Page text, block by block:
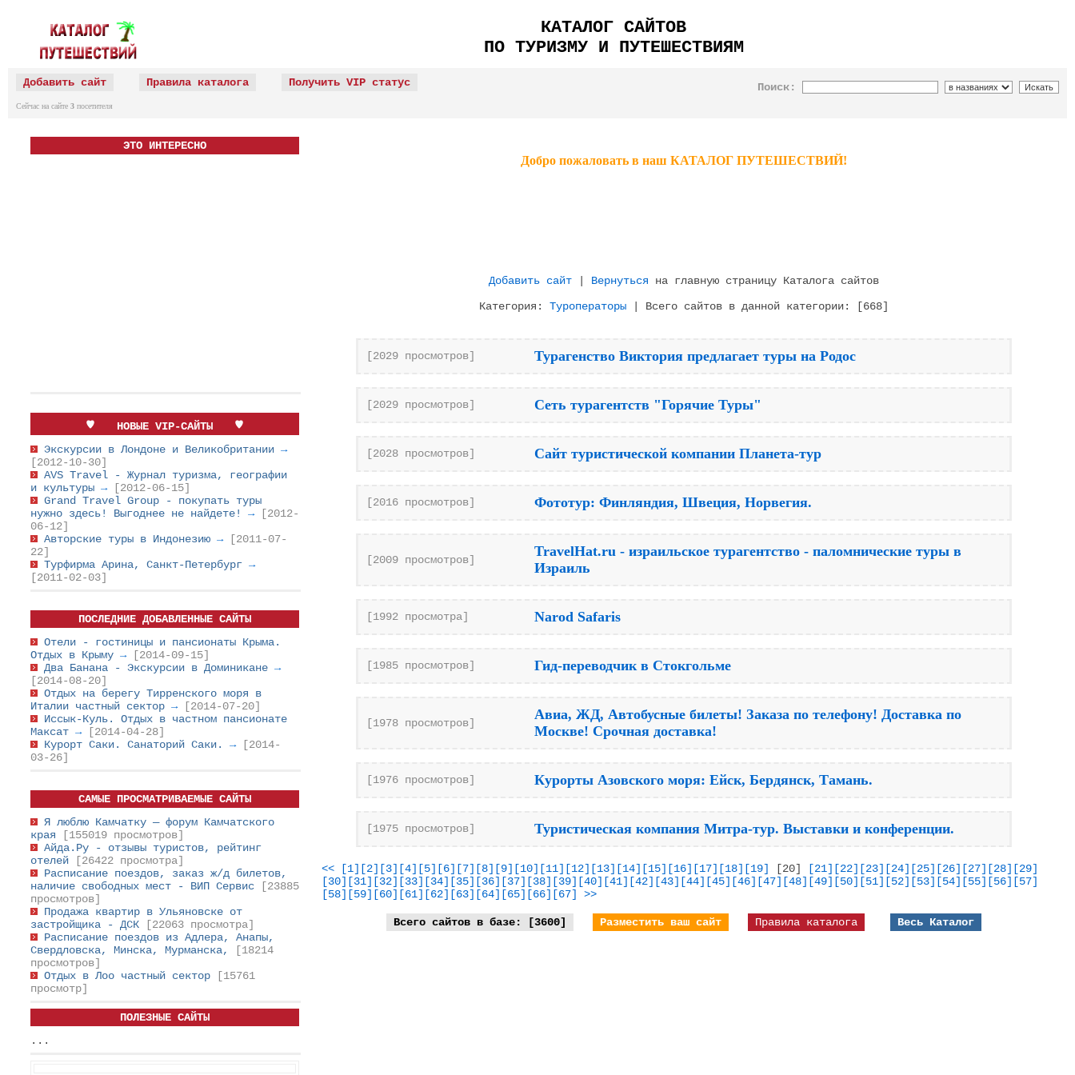
КАТАЛОГ САЙТОВ
ПО ТУРИЗМУ И ПУТЕШЕСТВИЯМ
Добавить сайт Правила каталога Получить VIP статус
Сейчас на сайте 3 посетителя
Поиск:
ЭТО ИНТЕРЕСНО
НОВЫЕ VIP-САЙТЫ
Экскурсии в Лондоне и Великобритании →
[2012-10-30]
AVS Travel - Журнал туризма, географии
и культуры →
[2012-06-15]
Grand Travel Group - покупать туры
нужно здесь! Выгоднее не найдете! →
[2012-
06-12]
Авторские туры в Индонезию →
[2011-07-
22]
Турфирма Арина, Санкт-Петербург →
[2011-02-03]
ПОСЛЕДНИЕ ДОБАВЛЕННЫЕ САЙТЫ
Отели - гостиницы и пансионаты Крыма.
Отдых в Крыму →
[2014-09-15]
Два Банана - Экскурсии в Доминикане →
[2014-08-20]
Отдых на берегу Тирренского моря в
Италии частный сектор →
[2014-07-20]
Иссык-Куль. Отдых в частном пансионате
Максат →
[2014-04-28]
Курорт Саки. Санаторий Саки. →
[2014-
03-26]
САМЫЕ ПРОСМАТРИВАЕМЫЕ САЙТЫ
Я люблю Камчатку — форум Камчатского
края
[155019 просмотров]
Айда.Ру - отзывы туристов, рейтинг
отелей
[26422 просмотра]
Расписание поездов, заказ ж/д билетов,
наличие свободных мест - ВИП Сервис
[23885
просмотров]
Продажа квартир в Ульяновске от
застройщика - ДСК
[22063 просмотра]
Расписание поездов из Адлера, Анапы,
Свердловска, Минска, Мурманска,
[18214
просмотров]
Отдых в Лоо частный сектор
[15761
просмотр]
ПОЛЕЗНЫЕ САЙТЫ
...
Добро пожаловать в наш КАТАЛОГ ПУТЕШЕСТВИЙ!
Добавить сайт Вернуться на главную страницу Каталога сайтов
Категория: Туроператоры | Всего сайтов в данной категории: [668]
[2029 просмотров] Турагенство Виктория предлагает туры на Родос
[2029 просмотров] Сеть турагентств "Горячие Туры"
[2028 просмотров] Сайт туристической компании Планета-тур
[2016 просмотров] Фототур: Финляндия, Швеция, Норвегия.
[2009 просмотров]
TravelHat.ru - израильское турагентство - паломнические туры в
Израиль
[1992 просмотра] Narod Safaris
[1985 просмотров] Гид-переводчик в Стокгольме
[1978 просмотров]
Авиа, ЖД, Автобусные билеты! Заказа по телефону! Доставка по
Москве! Срочная доставка!
[1976 просмотров] Курорты Азовского моря: Ейск, Бердянск, Тамань.
[1975 просмотров] Туристическая компания Митра-тур. Выставки и конференции.
<< [1] [2] [3] [4] [5] [6] [7] [8] [9] [10] [11] [12] [13] [14] [15] [16] [17] [18] [19] [20] [21] [22] [23] [24] [25] [26] [27] [28] [29]
[30] [31] [32] [33] [34] [35] [36] [37] [38] [39] [40] [41] [42] [43] [44] [45] [46] [47] [48] [49] [50] [51] [52] [53] [54] [55] [56] [57]
[58] [59] [60] [61] [62] [63] [64] [65] [66] [67] >>
Всего сайтов в базе: [3600] Разместить ваш сайт Правила каталога Весь Каталог